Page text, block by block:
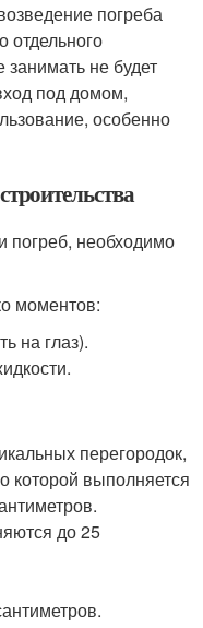
погреба
отдельного
не будет
под домом,
особенно
погреб, необходимо
моментов:
на глаз).
перегородок,
которой выполняется
до 25